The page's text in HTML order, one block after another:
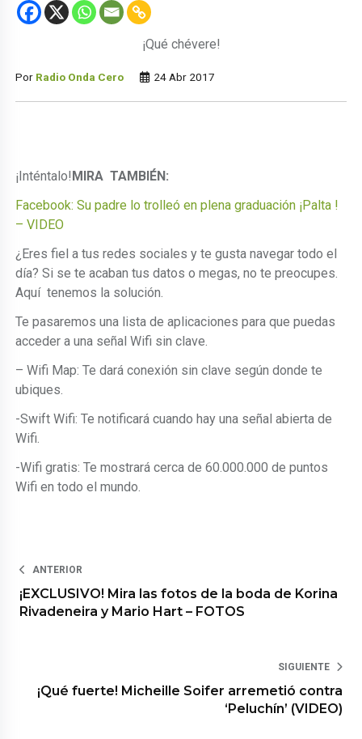
¡Qué chévere!
Por Radio Onda Cero 24 Abr 2017
¡Inténtalo!MIRA TAMBIÉN:
Facebook: Su padre lo trolleó en plena graduación ¡Palta !
– VIDEO
¿Eres fiel a tus redes sociales y te gusta navegar todo el
día? Si se te acaban tus datos o megas, no te preocupes.
Aquí tenemos la solución.
Te pasaremos una lista de aplicaciones para que puedas
acceder a una señal Wifi sin clave.
– Wifi Map: Te dará conexión sin clave según donde te
ubiques.
-Swift Wifi: Te notificará cuando hay una señal abierta de
Wifi.
-Wifi gratis: Te mostrará cerca de 60.000.000 de puntos
Wifi en todo el mundo.
ANTERIOR
¡EXCLUSIVO! Mira las fotos de la boda de Korina
Rivadeneira y Mario Hart – FOTOS
SIGUIENTE
¡Qué fuerte! Micheille Soifer arremetió contra
‘Peluchín’ (VIDEO)